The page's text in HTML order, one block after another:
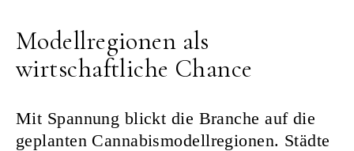
Modellregionen als
wirtschaftliche Chance
Mit Spannung blickt die Branche auf die
geplanten Cannabismodellregionen. Städte